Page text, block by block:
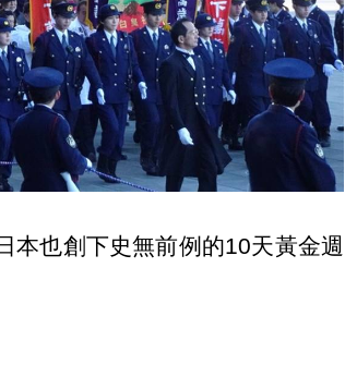
也創下史無前例的10天黃金週